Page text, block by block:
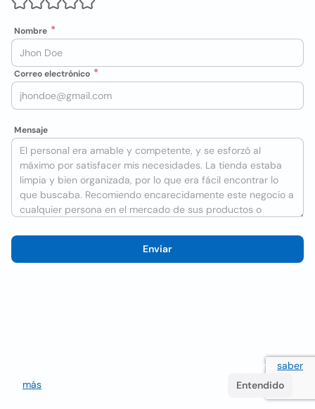
Nombre
Correo electrónico
Mensaje
Enviar
Utilizamos cookies para mejorar la experiencia del usuario saber
más
Entendido